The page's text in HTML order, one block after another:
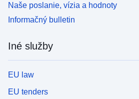
Naše poslanie, vízia a hodnoty
Informačný bulletin
Iné služby
EU law
EU tenders